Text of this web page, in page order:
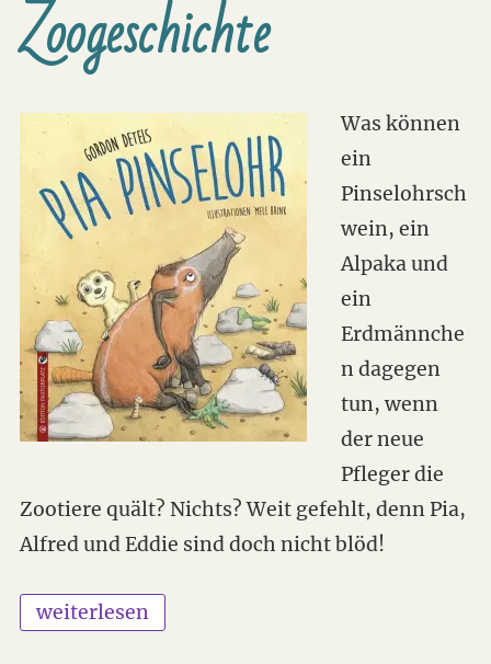
Zoogeschichte
Was können
ein
Pinselohrsch
wein, ein
Alpaka und
ein
Erdmännche
n dagegen
tun, wenn
der neue
Pfleger die
Zootiere quält? Nichts? Weit gefehlt, denn Pia,
Alfred und Eddie sind doch nicht blöd!
„Pia Pinselohr – eine Zoogeschichte“
weiterlesen